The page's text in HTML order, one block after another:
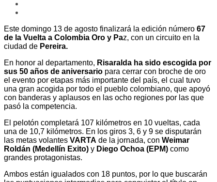
Este domingo 13 de agosto finalizará la edición número 67
de la Vuelta a Colombia Oro y Paz, con un circuito en la
ciudad de Pereira.
En honor al departamento, Risaralda ha sido escogida por
sus 50 años de aniversario para cerrar con broche de oro
el evento por etapas más importante del país, el cual tuvo
una gran acogida por todo el pueblo colombiano, que apoyó
con banderas y aplausos en las ocho regiones por las que
pasó la competencia.
El pelotón completará 107 kilómetros en 10 vueltas, cada
una de 10,7 kilómetros. En los giros 3, 6 y 9 se disputarán
las metas volantes VARTA de la jornada, con Weimar
Roldán (Medellín Exito) y Diego Ochoa (EPM) como
grandes protagonistas.
Ambos están igualados con 18 puntos, por lo que buscarán